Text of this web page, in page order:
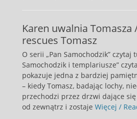
Karen uwalnia Tomasza
rescues Tomasz
O serii „Pan Samochodzik” czytaj
Samochodzik i templariusze”
pokazuje jedna z bardziej
– kiedy Tomasz, badając lochy,
przechodzi przez drzwi dające
od zewnątrz i zostaje Więcej /